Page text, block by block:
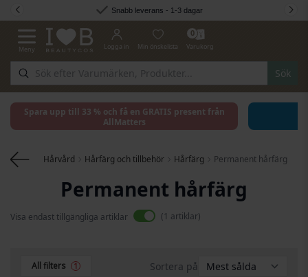
Hoppa till innehållet Snabb leverans - 1-3 dagar
Växla Nav
Meny
Sök
Logga in Min önskelista
0
Varukorg
Spara upp till 33 % och få en GRATIS present från
AllMatters
Hårvård Hårfärg och tillbehör Hårfärg Permanent hårfärg
Permanent hårfärg
Visa endast tillgängliga artiklar 1 artiklar
All filters 1 Sortera på